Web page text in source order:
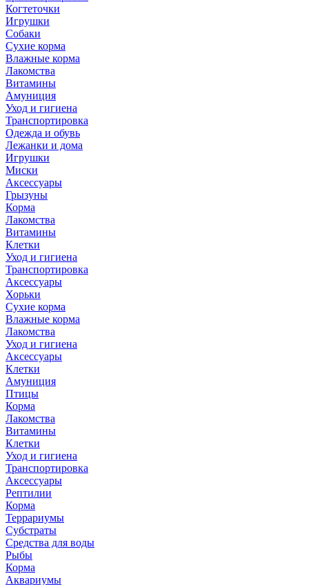
Когтеточки
Игрушки
Собаки
Сухие корма
Влажные корма
Лакомства
Витамины
Амуниция
Уход и гигиена
Транспортировка
Одежда и обувь
Лежанки и дома
Игрушки
Миски
Аксессуары
Грызуны
Корма
Лакомства
Витамины
Клетки
Уход и гигиена
Транспортировка
Аксессуары
Хорьки
Сухие корма
Влажные корма
Лакомства
Уход и гигиена
Аксессуары
Клетки
Амуниция
Птицы
Корма
Лакомства
Витамины
Клетки
Уход и гигиена
Транспортировка
Аксессуары
Рептилии
Корма
Террариумы
Субстраты
Средства для воды
Рыбы
Корма
Аквариумы